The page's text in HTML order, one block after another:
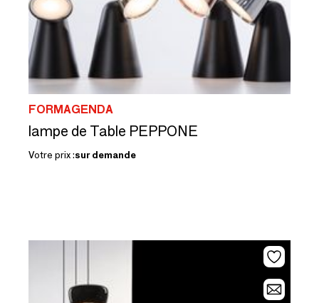
FORMAGENDA
lampe de Table PEPPONE
Votre prix :sur demande